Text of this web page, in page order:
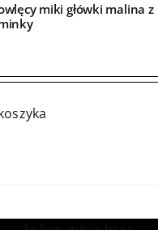
miki główki malina z